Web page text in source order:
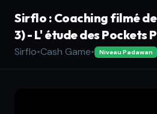
Sirflo : Coaching filmé
3) - L' étude des Pockets
Sirflo•Cash Game• Niveau Padawan